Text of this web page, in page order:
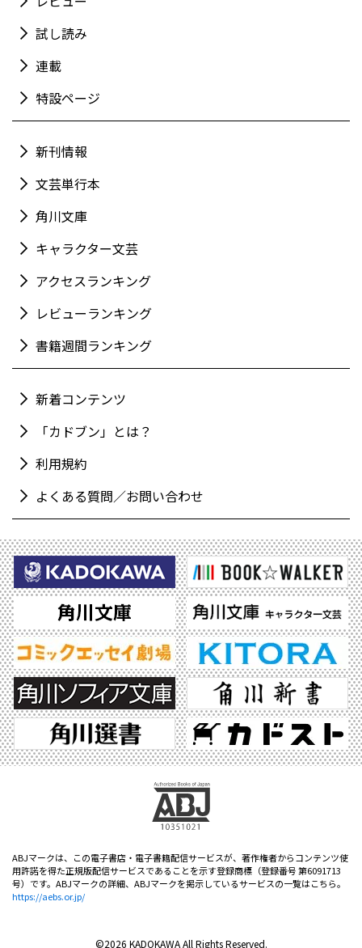
試し読み
連載
特設ページ
新刊情報
文芸単行本
角川文庫
キャラクター文芸
アクセスランキング
レビューランキング
書籍週間ランキング
新着コンテンツ
「カドブン」とは？
利用規約
よくある質問／お問い合わせ
ABJマークは、この電子書店・電子書籍配信サービスが、著作権者からコンテンツ使
用許諾を得た正規版配信サービスであることを示す登録商標（登録番号 第6091713
号）です。ABJマークの詳細、ABJマークを掲示しているサービスの一覧はこちら。
https://aebs.or.jp/
©2026 KADOKAWA All Rights Reserved.